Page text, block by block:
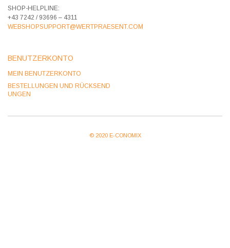
SHOP-HELPLINE:
+43 7242 / 93696 – 4311
WEBSHOPSUPPORT@WERTPRAESENT.COM
BENUTZERKONTO
MEIN BENUTZERKONTO
BESTELLUNGEN UND RÜCKSEND
UNGEN
© 2020 E-CONOMIX